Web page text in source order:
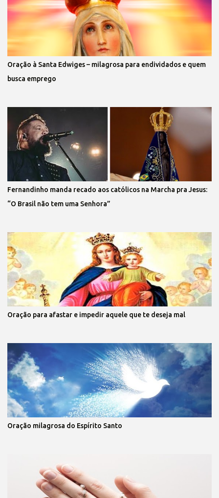
Oração à Santa Edwiges – milagrosa para endividados e quem
busca emprego
Fernandinho manda recado aos católicos na Marcha pra Jesus:
“O Brasil não tem uma Senhora”
Oração para afastar e impedir aquele que te deseja mal
Oração milagrosa do Espírito Santo